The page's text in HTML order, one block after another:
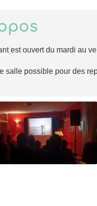
est ouvert du mardi au
salle possible pour des